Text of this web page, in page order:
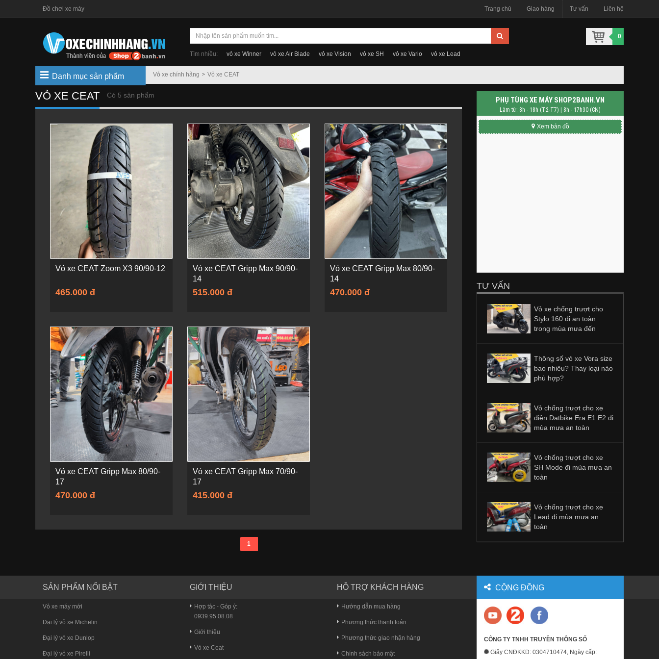
Đồ chơi xe máy Trang chủ Giao hàng Tư vấn Liên hệ
Tìm nhiều: vỏ xe Winner vỏ xe Air Blade vỏ xe Vision vỏ xe SH vỏ xe Vario vỏ xe Lead
0
Vỏ xe chính hãng Vỏ xe CEAT
Danh mục sản phẩm
VỎ XE CEAT Có 5 sản phẩm
Vỏ xe CEAT Zoom X3 90/90-12
465.000 đ
Vỏ xe CEAT Gripp Max 90/90-
14
515.000 đ
Vỏ xe CEAT Gripp Max 80/90-
14
470.000 đ
Vỏ xe CEAT Gripp Max 80/90-
17
470.000 đ
Vỏ xe CEAT Gripp Max 70/90-
17
415.000 đ
1
PHỤ TÙNG XE MÁY SHOP2BANH.VN
Làm từ: 8h - 18h (T2-T7) | 8h - 17h30 (CN)
Xem bản đồ
TƯ VẤN
Vỏ xe chống trượt cho
Stylo 160 đi an toàn
trong mùa mưa đến
Thông số vỏ xe Vora size
bao nhiêu? Thay loại nào
phù hợp?
Vỏ chống trượt cho xe
điện Datbike Era E1 E2 đi
mùa mưa an toàn
Vỏ chống trượt cho xe
SH Mode đi mùa mưa an
toàn
Vỏ chống trượt cho xe
Lead đi mùa mưa an
toàn
SẢN PHẨM NỔI BẬT
Vỏ xe máy mới
Đại lý vỏ xe Michelin
Đại lý vỏ xe Dunlop
Đại lý vỏ xe Pirelli
GIỚI THIỆU
Hợp tác - Góp ý:
0939.95.08.08
Giới thiệu
Vỏ xe Ceat
HỖ TRỢ KHÁCH HÀNG
Hướng dẫn mua hàng
Phương thức thanh toán
Phương thức giao nhận hàng
Chính sách bảo mật
CỘNG ĐỒNG
CÔNG TY TNHH TRUYỀN THÔNG SỐ
Giấy CNĐKKD: 0304710474, Ngày cấp: